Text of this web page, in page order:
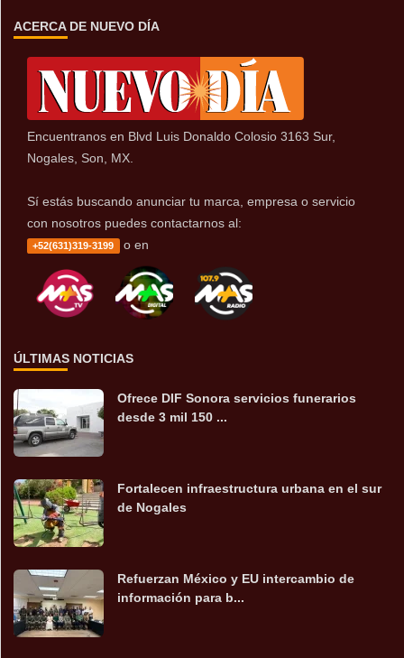
ACERCA DE NUEVO DÍA
Encuentranos en Blvd Luis Donaldo Colosio 3163 Sur,
Nogales, Son, MX.
Sí estás buscando anunciar tu marca, empresa o servicio
con nosotros puedes contactarnos al:
+52(631)319-3199 o en
ÚLTIMAS NOTICIAS
Ofrece DIF Sonora servicios funerarios
desde 3 mil 150 ...
Fortalecen infraestructura urbana en el sur
de Nogales
Refuerzan México y EU intercambio de
información para b...